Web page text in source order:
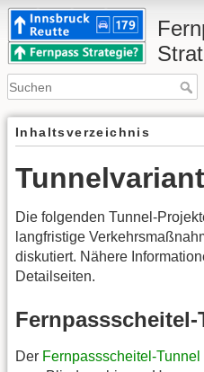
Inhaltsverzeichnis
Die folgenden Tunnel-
langfristige
diskutiert. Nähere
Detailseiten.
Fernpassscheitel-
Der Fernpassscheitel-Tunnel